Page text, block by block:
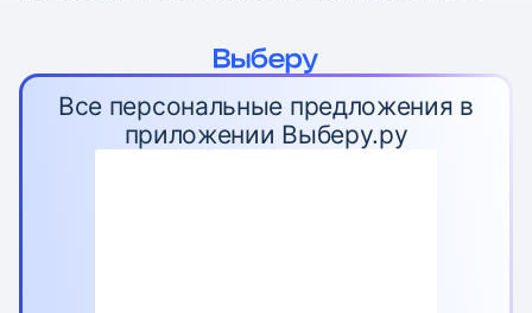
Все персональные предложения в
приложении Выберу.ру